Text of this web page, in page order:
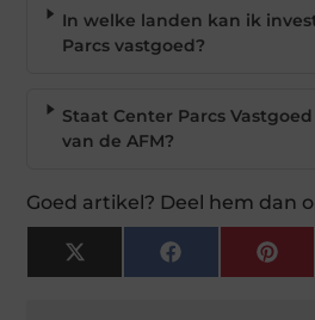
In welke landen kan ik
Parcs vastgoed?
Staat Center Parcs
van de AFM?
Goed artikel? Deel hem dan
X
(Twitter)
Facebook